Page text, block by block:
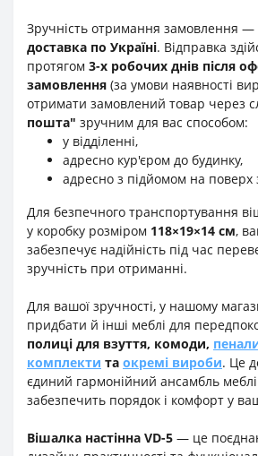
Зручність отримання замовлення —
доставка по Україні. Відправка
протягом 3-х робочих днів після
замовлення (за умови наявності
отримати замовлений товар через
пошта" зручним для вас способом:
у відділенні,
адресно кур'єром до будинку,
адресно з підйомом на поверх
Для безпечного транспортування
у коробку розміром 118×19×14 см,
забезпечує надійність під час
зручність при отриманні.
Для вашої зручності, у нашому
придбати й інші меблі для
полиці для взуття, комоди,
комплекти та окремі вироби. Це
єдиний гармонійний ансамбль
забезпечить порядок і комфорт у
Вішалка настінна VD-5 — це